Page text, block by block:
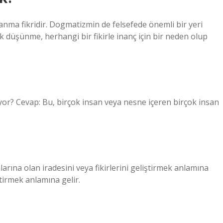
fikridir. Dogmatizmin de felsefede önemli bir yeri
düşünme, herhangi bir fikirle inanç için bir neden olup
Cevap: Bu, birçok insan veya nesne içeren birçok insan
olan iradesini veya fikirlerini geliştirmek anlamına
anlamına gelir.